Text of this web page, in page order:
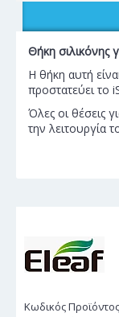
Θήκη σιλικόνης
Η θήκη αυτή
προστατεύει το
Όλες οι θέσεις
την λειτουργία
Κωδικός